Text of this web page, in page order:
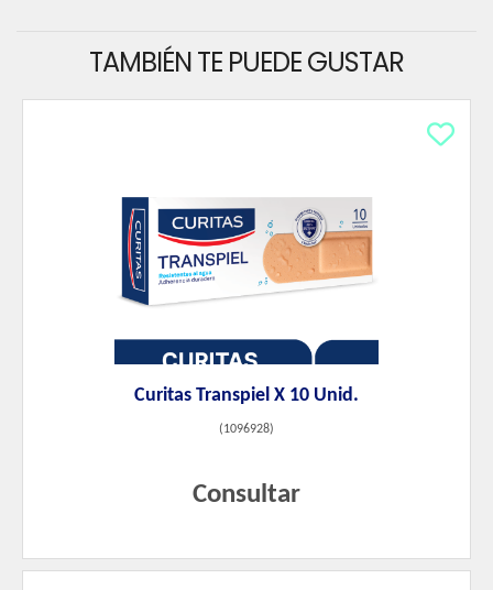
TAMBIÉN TE PUEDE GUSTAR
Curitas Transpiel X 10 Unid.
(1096928)
Consultar